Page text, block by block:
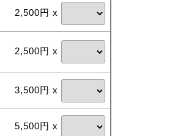
2,500円 x
2,500円 x
3,500円 x
5,500円 x